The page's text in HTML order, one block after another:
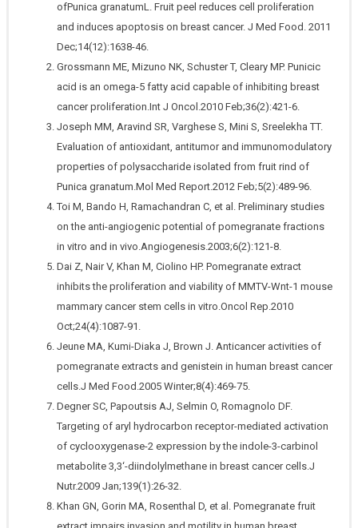
ofPunica granatumL. Fruit peel reduces cell proliferation
and induces apoptosis on breast cancer. J Med Food. 2011
Dec;14(12):1638-46.
Grossmann ME, Mizuno NK, Schuster T, Cleary MP. Punicic
acid is an omega-5 fatty acid capable of inhibiting breast
cancer proliferation.Int J Oncol.2010 Feb;36(2):421-6.
Joseph MM, Aravind SR, Varghese S, Mini S, Sreelekha TT.
Evaluation of antioxidant, antitumor and immunomodulatory
properties of polysaccharide isolated from fruit rind of
Punica granatum.Mol Med Report.2012 Feb;5(2):489-96.
Toi M, Bando H, Ramachandran C, et al. Preliminary studies
on the anti-angiogenic potential of pomegranate fractions
in vitro and in vivo.Angiogenesis.2003;6(2):121-8.
Dai Z, Nair V, Khan M, Ciolino HP. Pomegranate extract
inhibits the proliferation and viability of MMTV-Wnt-1 mouse
mammary cancer stem cells in vitro.Oncol Rep.2010
Oct;24(4):1087-91.
Jeune MA, Kumi-Diaka J, Brown J. Anticancer activities of
pomegranate extracts and genistein in human breast cancer
cells.J Med Food.2005 Winter;8(4):469-75.
Degner SC, Papoutsis AJ, Selmin O, Romagnolo DF.
Targeting of aryl hydrocarbon receptor-mediated activation
of cyclooxygenase-2 expression by the indole-3-carbinol
metabolite 3,3‘-diindolylmethane in breast cancer cells.J
Nutr.2009 Jan;139(1):26-32.
Khan GN, Gorin MA, Rosenthal D, et al. Pomegranate fruit